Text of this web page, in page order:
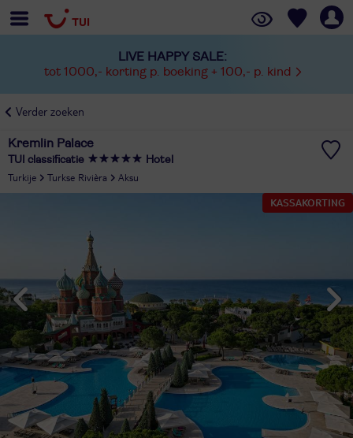
LIVE HAPPY SALE:
tot 1000,- korting p. boeking + 100,- p. kind
Verder zoeken
Kremlin Palace
TUI classificatie Hotel
Turkije Turkse Rivièra
Aksu
KASSAKORTING